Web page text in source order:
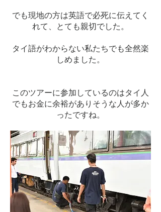
でも現地の方は英語で必死に伝えてく
れて、とても親切でした。
タイ語がわからない私たちでも全然楽
しめました。
​このツアーに参加しているのはタイ人
でもお金に余裕がありそうな人が多か
ったですね。